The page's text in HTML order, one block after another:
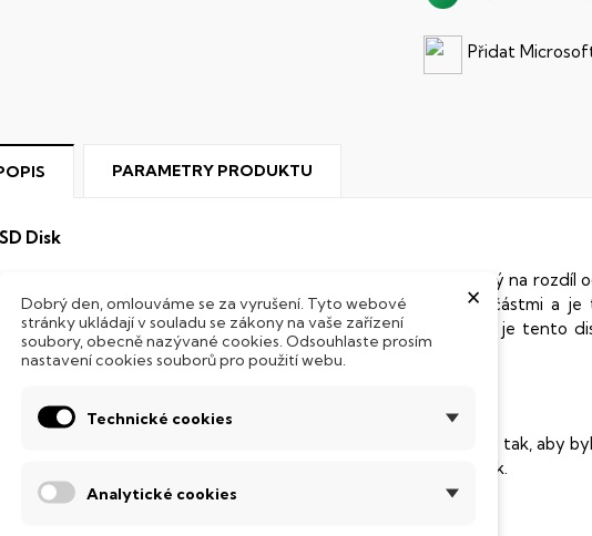
Přidat
PARAMETRY PRODUKTU
Disk
notebook je vybaven
(Solid State Drive) diskem, který na rozdíl
Disk Drive) disků nedisponuje žádnými pohyblivými součástmi a
poškození. Díky použití elektronické soustavy je tento
mnohemrychlejšípráci s daty.
klávesnice
systém úsporných LED diod osvítí jednotlivé klávesy tak, aby
noci, stále však decentně, aby nikterak nedráždily Váš zrak.
a funkční IdeaPad
×
Dobrý den, omlouváme se za vyrušení. Tyto webové
stránky ukládají v souladu se zákony na vaše zařízení
soubory, obecně nazývané cookies. Odsouhlaste prosím
nastavení cookies souborů pro použití webu.
Technické cookies
Analytické cookies